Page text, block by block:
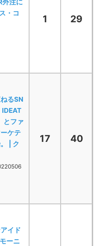
注に
・コ
1 29
るSN
とファ
ケテ
| ク
17 40
イド
ーニ